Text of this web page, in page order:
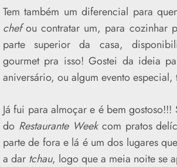
Tem também um diferencial para
chefou contratar um, para cozinhar
parte superior da casa,
gourmet pra isso! Gostei da ideia
aniversário, ou algum evento especial,
Já fui para almoçar e é bem
do Restaurante Weekcom pratos
parte de fora e lá é um dos lugares
a dar tchau, logo que a meia noite se